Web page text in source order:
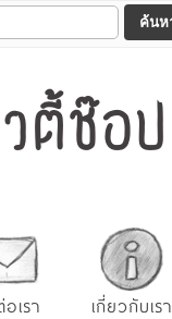
ตี้ช๊อป
เรา เกี่ยวกับเรา